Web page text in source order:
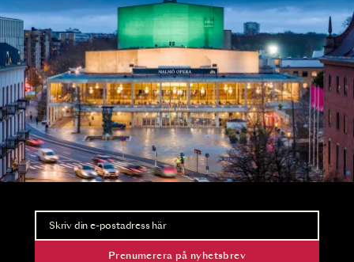
Nyhetsbrev
Ta del av förhandsinformation och biljettsläpp.
Prenumerera på nyhetsbrev